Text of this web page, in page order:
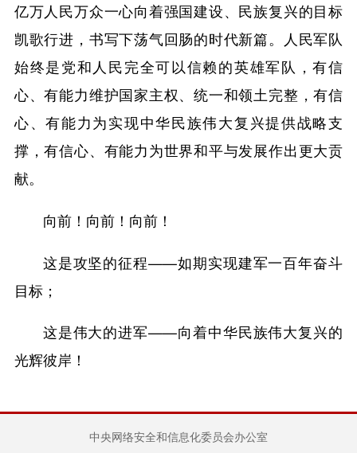
亿万人民万众一心向着强国建设、民族复兴的目标
凯歌行进，书写下荡气回肠的时代新篇。人民军队
始终是党和人民完全可以信赖的英雄军队，有信
心、有能力维护国家主权、统一和领土完整，有信
心、有能力为实现中华民族伟大复兴提供战略支
撑，有信心、有能力为世界和平与发展作出更大贡
献。
向前！向前！向前！
这是攻坚的征程——如期实现建军一百年奋斗
目标；
这是伟大的进军——向着中华民族伟大复兴的
光辉彼岸！
中央网络安全和信息化委员会办公室